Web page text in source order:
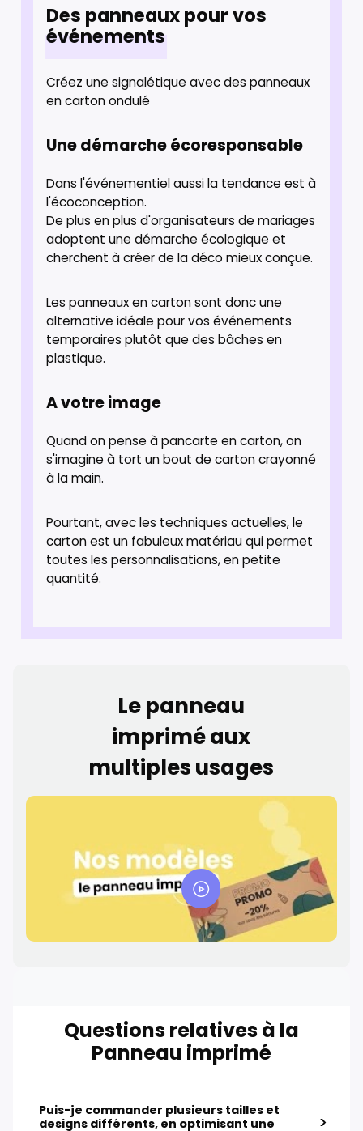
Des panneaux pour vos
événements
Créez une signalétique avec des panneaux
en carton ondulé
Une démarche écoresponsable
Dans l'événementiel aussi la tendance est à
l'écoconception.
De plus en plus d'organisateurs de mariages
adoptent une démarche écologique et
cherchent à créer de la déco mieux conçue.
Les panneaux en carton sont donc une
alternative idéale pour vos événements
temporaires plutôt que des bâches en
plastique.
A votre image
Quand on pense à pancarte en carton, on
s'imagine à tort un bout de carton crayonné
à la main.
Pourtant, avec les techniques actuelles, le
carton est un fabuleux matériau qui permet
toutes les personnalisations, en petite
quantité.
Le panneau
imprimé aux
multiples usages
Questions relatives à la
Panneau imprimé
Puis-je commander plusieurs tailles et
designs différents, en optimisant une
>